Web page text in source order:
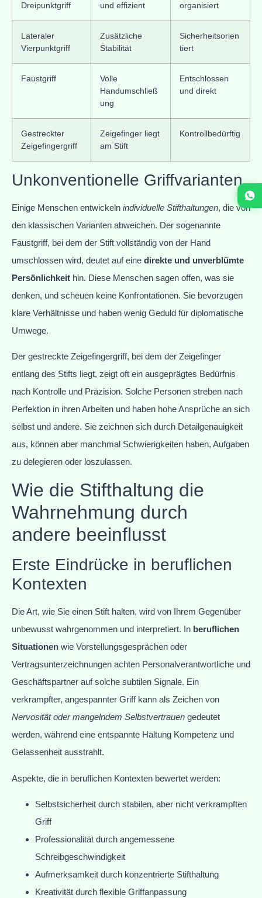
Dreipunktgriff und effizient organisiert
Lateraler
Vierpunktgriff
Zusätzliche
Stabilität
Sicherheitsorien
tiert
Faustgriff
Volle
Handumschließ
ung
Entschlossen
und direkt
Gestreckter
Zeigefingergriff
Zeigefinger liegt
am Stift
Kontrollbedürftig
Unkonventionelle Griffvarianten
Einige Menschen entwickeln individuelle Stifthaltungen, die von
den klassischen Varianten abweichen. Der sogenannte
Faustgriff, bei dem der Stift vollständig von der Hand
umschlossen wird, deutet auf eine direkte und unverblümte
Persönlichkeit hin. Diese Menschen sagen offen, was sie
denken, und scheuen keine Konfrontationen. Sie bevorzugen
klare Verhältnisse und haben wenig Geduld für diplomatische
Umwege.
Der gestreckte Zeigefingergriff, bei dem der Zeigefinger
entlang des Stifts liegt, zeigt oft ein ausgeprägtes Bedürfnis
nach Kontrolle und Präzision. Solche Personen streben nach
Perfektion in ihren Arbeiten und haben hohe Ansprüche an sich
selbst und andere. Sie zeichnen sich durch Detailgenauigkeit
aus, können aber manchmal Schwierigkeiten haben, Aufgaben
zu delegieren oder loszulassen.
Wie die Stifthaltung die
Wahrnehmung durch
andere beeinflusst
Erste Eindrücke in beruflichen
Kontexten
Die Art, wie Sie einen Stift halten, wird von Ihrem Gegenüber
unbewusst wahrgenommen und interpretiert. In beruflichen
Situationen wie Vorstellungsgesprächen oder
Vertragsunterzeichnungen achten Personalverantwortliche und
Geschäftspartner auf solche subtilen Signale. Ein
verkrampfter, angespannter Griff kann als Zeichen von
Nervosität oder mangelndem Selbstvertrauen gedeutet
werden, während eine entspannte Haltung Kompetenz und
Gelassenheit ausstrahlt.
Aspekte, die in beruflichen Kontexten bewertet werden:
Selbstsicherheit durch stabilen, aber nicht verkrampften
Griff
Professionalität durch angemessene
Schreibgeschwindigkeit
Aufmerksamkeit durch konzentrierte Stifthaltung
Kreativität durch flexible Griffanpassung